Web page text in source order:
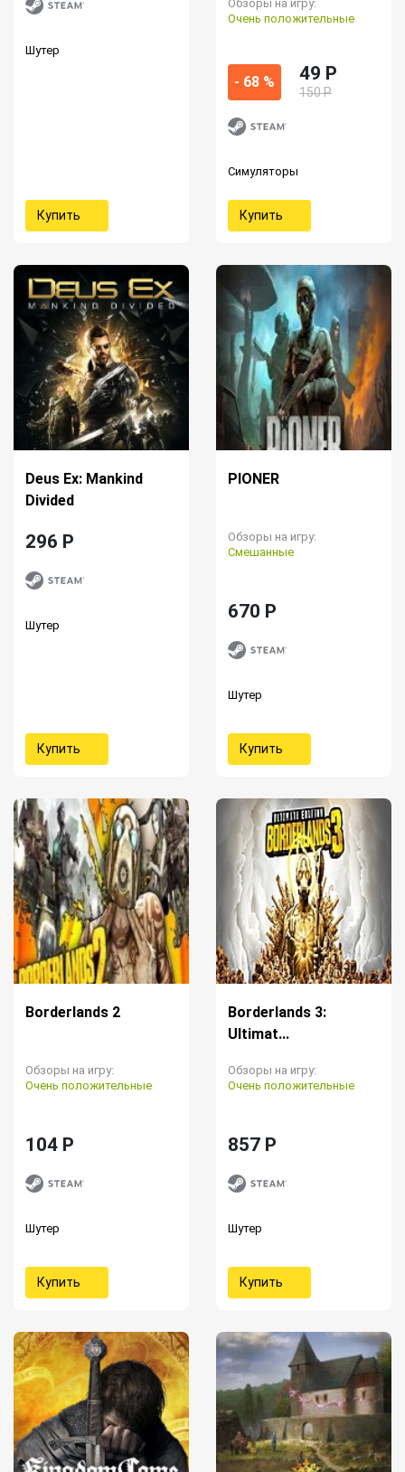
Шутер
Купить
Обзоры на игру:
Очень положительные
- 68 % 49 P
150 Р
Симуляторы
Купить
Deus Ex: Mankind
Divided
296 P
Шутер
Купить
PIONER
Обзоры на игру:
Смешанные
670 P
Шутер
Купить
Borderlands 2
Обзоры на игру:
Очень положительные
104 P
Шутер
Купить
Borderlands 3:
Ultimat...
Обзоры на игру:
Очень положительные
857 P
Шутер
Купить